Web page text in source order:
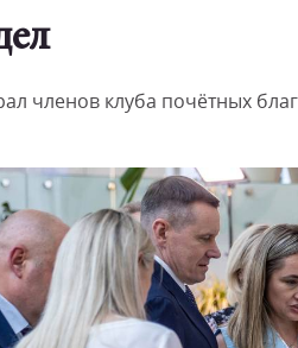
членов клуба почётных